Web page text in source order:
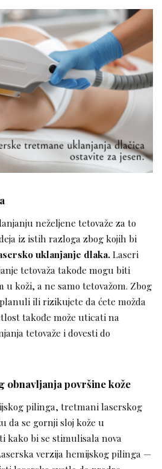
neželjene tetovaže za to
iz istih razloga zbog kojih bi
uklanjanje dlaka.Laseri
tetovaža takođe mogu biti
u koži, a ne samo tetovažom. Zbog
ili rizikujete da ćete možda
takođe može uticati na
tetovaže i dovesti do
obnavljanja površine kože
pilinga, tretmani laserskog
da se gornji sloj kože u
kako bi se stimulisala nova
verzija hemijskog pilinga —